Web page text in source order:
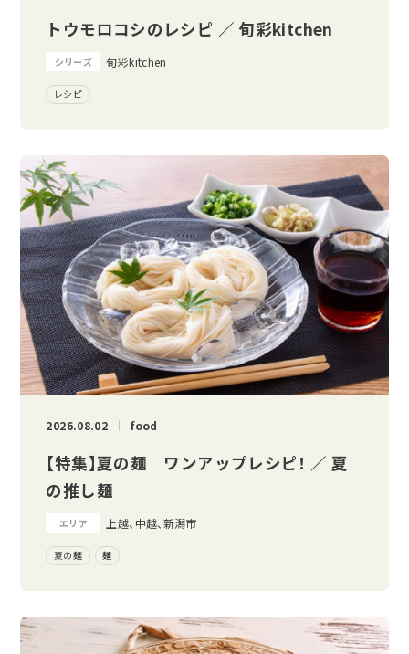
トウモロコシのレシピ ／ 旬彩kitchen
シリーズ 旬彩kitchen
レシピ
2026.08.02 food
【特集】夏の麺 ワンアップレシピ！ ／ 夏
の推し麺
エリア 上越、中越、新潟市
夏の麺 麺